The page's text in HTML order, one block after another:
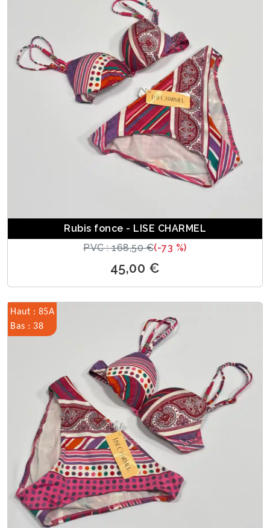
Rubis fonce - LISE CHARMEL
PVC : 168,50 €(-73 %)
45,00 €
Haut : 85A
Bas : 38